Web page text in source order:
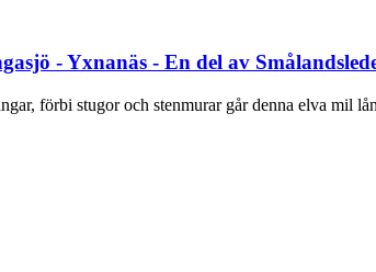
- Yxnanäs - En del av
förbi stugor och stenmurar går denna elva mil